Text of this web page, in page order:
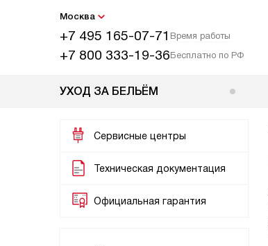
Москва
+7 495 165-07-71 Время работы
+7 800 333-19-36Бесплатно по РФ
УХОД ЗА БЕЛЬЁМ
Сервисные центры
Техническая документация
Официальная гарантия